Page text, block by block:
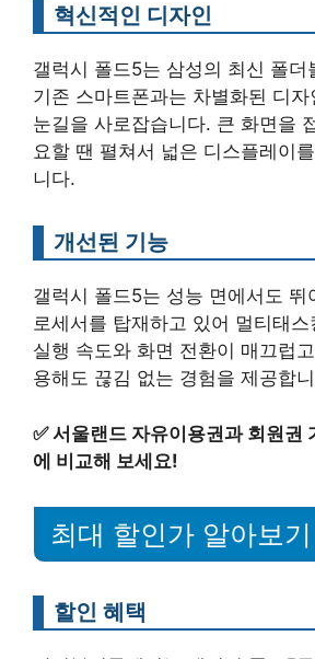
혁신적인 디자인
갤럭시 폴드5는 삼성의 최신 폴더
기존 스마트폰과는 차별화된 디자
눈길을 사로잡습니다. 큰 화면을
요할 땐 펼쳐서 넓은 디스플레이
니다.
개선된 기능
갤럭시 폴드5는 성능 면에서도 뛰
로세서를 탑재하고 있어 멀티태
실행 속도와 화면 전환이 매끄럽
용해도 끊김 없는 경험을 제공합
✅서울랜드 자유이용권과 회원권
에 비교해 보세요!
최대 할인가 알아보기
할인 혜택